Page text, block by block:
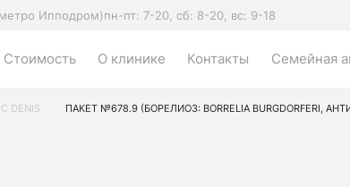
Ипподром)пн-пт: 7-20, сб: 8-20, вс: 9-18
Стоимость О клинике Контакты Семейная
DENIS ПАКЕТ №678.9 (БОРЕЛИОЗ: BORRELIA BURGDORFERI,